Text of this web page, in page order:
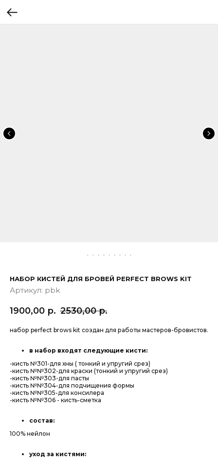
НАБОР КИСТЕЙ ДЛЯ БРОВЕЙ PERFECT BROWS KIT
Артикул: pbk
1900,00 р. 2530,00 р.
набор perfect brows kit cоздан для работы мастеров-бровистов.
в набор входят следующие кисти:
-кисть №301-для хны ( тонкий и упругий срез)
-кисть №№302-для краски (тонкий и упругий срез)
-кисть №№303-для пасты
-кисть №№304-для подчищения формы
-кисть №№305-для консилера
-кисть №№306 - кисть-сметка
состав:
100% нейлон
уход за кистями: